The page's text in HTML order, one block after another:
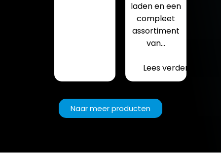
laden en een
compleet
assortiment
van…
Lees verder
Naar meer producten